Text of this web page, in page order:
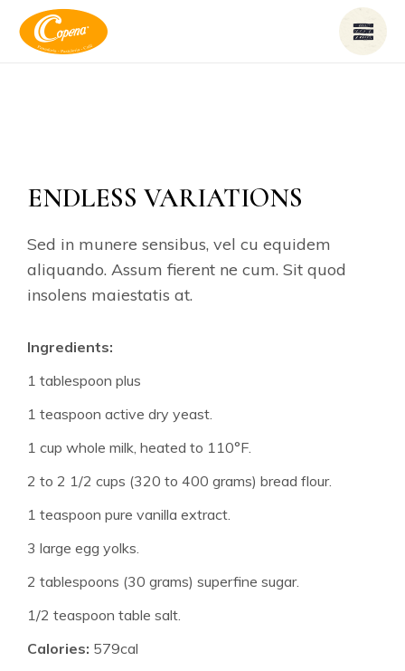
ENDLESS VARIATIONS
Sed in munere sensibus, vel cu equidem
aliquando. Assum fierent ne cum. Sit quod
insolens maiestatis at.
Ingredients:
1 tablespoon plus
1 teaspoon active dry yeast.
1 cup whole milk, heated to 110°F.
2 to 2 1/2 cups (320 to 400 grams) bread flour.
1 teaspoon pure vanilla extract.
3 large egg yolks.
2 tablespoons (30 grams) superfine sugar.
1/2 teaspoon table salt.
Calories: 579cal